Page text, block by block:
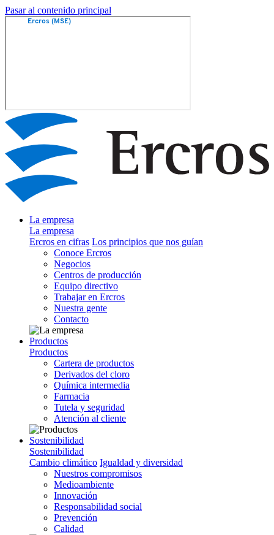
Pasar al contenido principal
La empresa
La empresa
Ercros en cifras Los principios que nos guían
Conoce Ercros
Negocios
Centros de producción
Equipo directivo
Trabajar en Ercros
Nuestra gente
Contacto
Productos
Productos
Cartera de productos
Derivados del cloro
Química intermedia
Farmacia
Tutela y seguridad
Atención al cliente
Sostenibilidad
Sostenibilidad
Cambio climático Igualdad y diversidad
Nuestros compromisos
Medioambiente
Innovación
Responsabilidad social
Prevención
Calidad